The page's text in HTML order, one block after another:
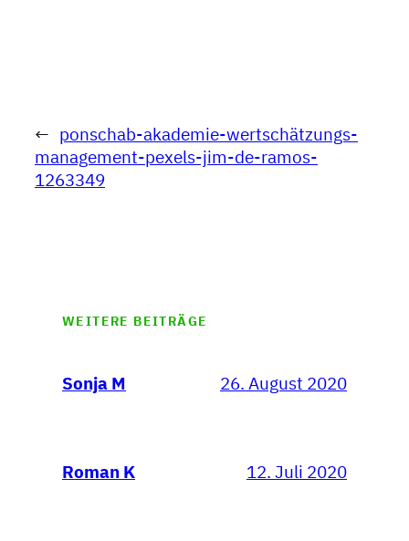
← ponschab-akademie-wertschätzungs-
management-pexels-jim-de-ramos-
1263349
WEITERE BEITRÄGE
Sonja M 26. August 2020
Roman K 12. Juli 2020